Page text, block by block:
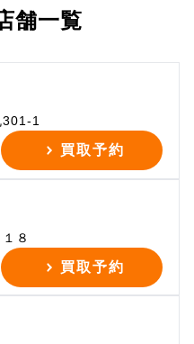
舗一覧
301-1
買取予約
８
買取予約